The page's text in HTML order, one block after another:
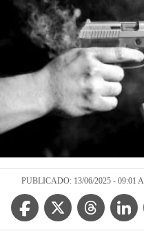
PUBLICADO: 13/06/2025 - 09:01
Facebook IconTwitter IconThreads Icon